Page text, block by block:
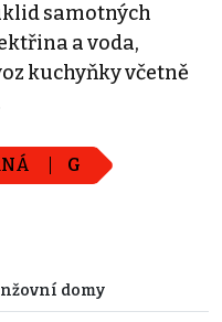
samotných
a voda,
kuchyňky včetně
G
domy